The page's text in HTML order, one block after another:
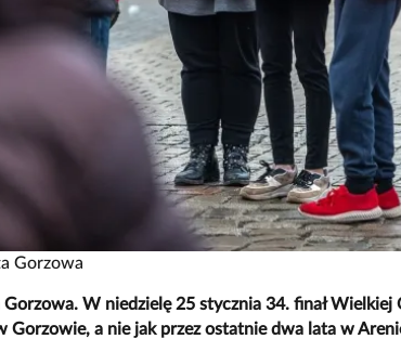
Gorzowa
Gorzowa. W niedzielę 25 stycznia 34. finał
Gorzowie, a nie jak przez ostatnie dwa lata w